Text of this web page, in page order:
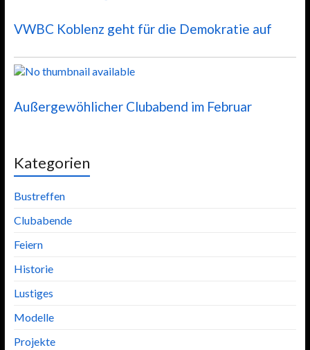
VWBC Koblenz geht für die Demokratie auf
Außergewöhlicher Clubabend im Februar
Kategorien
Bustreffen
Clubabende
Feiern
Historie
Lustiges
Modelle
Projekte